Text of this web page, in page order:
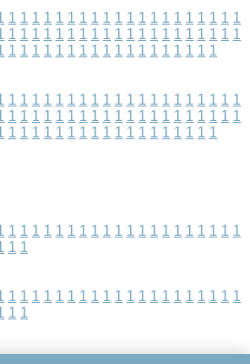
1 1 1 1 1 1 1 1 1 1 1 1 1 1 1 1 1 1 1 1
1 1 1 1 1 1 1 1 1 1 1 1 1 1 1 1 1 1 1 1
1 1 1 1 1 1 1 1 1 1 1 1 1 1 1 1 1 1
1 1 1 1 1 1 1 1 1 1 1 1 1 1 1 1 1 1 1 1
1 1 1 1 1 1 1 1 1 1 1 1 1 1 1 1 1 1 1 1
1 1 1 1 1 1 1 1 1 1 1 1 1 1 1 1 1 1
1 1 1 1 1 1 1 1 1 1 1 1 1 1 1 1 1 1 1 1
1 1
1 1 1 1 1 1 1 1 1 1 1 1 1 1 1 1 1 1 1 1
1 1